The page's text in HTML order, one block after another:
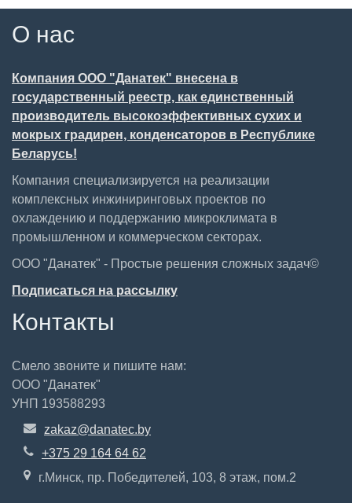
О нас
Компания ООО "Данатек" внесена в
государственный реестр, как единственный
производитель высокоэффективных сухих и
мокрых градирен, конденсаторов в Республике
Беларусь!
Компания специализируется на реализации
комплексных инжиниринговых проектов по
охлаждению и поддержанию микроклимата в
промышленном и коммерческом секторах.
ООО "Данатек" - Простые решения сложных задач©
Подписаться на рассылку
Контакты
Смело звоните и пишите нам:
ООО "Данатек"
УНП 193588293
zakaz@danatec.by
+375 29 164 64 62
г.Минск, пр. Победителей, 103, 8 этаж, пом.2